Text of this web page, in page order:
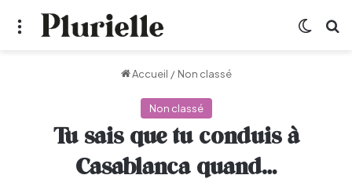
Menu
Accueil / Non classé
Non classé
Tu sais que tu conduis à
Casablanca quand…